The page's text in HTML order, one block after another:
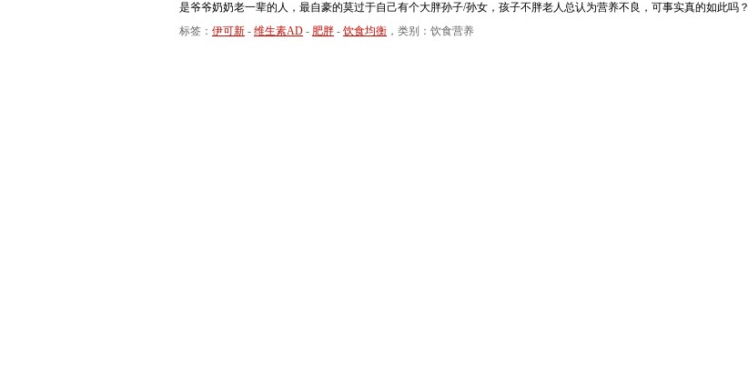
是爷爷奶奶老一辈的人，最自豪的莫过于自己有个大胖孙子/孙女，孩子不胖老人总认为营养不良，可事实真的如此吗？
标签： 伊可新 - 维生素AD - 肥胖 - 饮食均衡 ，类别：饮食营养